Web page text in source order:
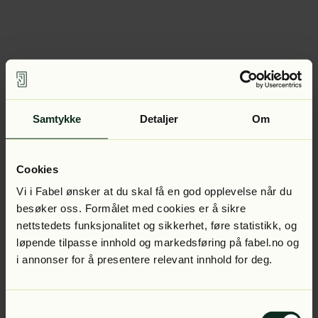
Samtykke Detaljer Om
Cookies
Vi i Fabel ønsker at du skal få en god opplevelse når du
besøker oss. Formålet med cookies er å sikre
nettstedets funksjonalitet og sikkerhet, føre statistikk, og
løpende tilpasse innhold og markedsføring på fabel.no og
i annonser for å presentere relevant innhold for deg.